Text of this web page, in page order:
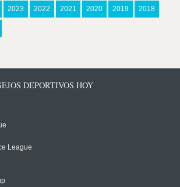
2023 2022 2021 2020 2019 2018
DEPORTIVOS HOY
League